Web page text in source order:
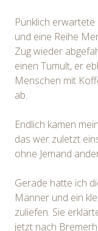
Pünklich
und eine Reihe
Zug wieder
einen Tumult, er
Menschen mit
ab.
Endlich kamen
das wer zuletzt
ohne Jemand
Gerade hatte ich
Männer und ein
zuliefen. Sie
jetzt nach